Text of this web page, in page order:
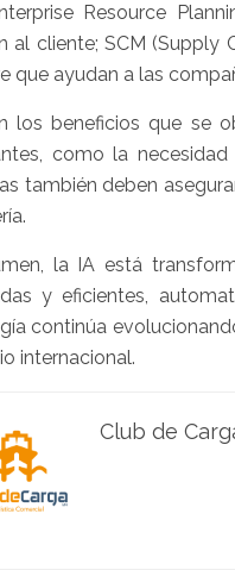
Resource
al cliente; SCM
que ayudan a las
los beneficios que se
como la
también deben
la IA está
y eficientes,
continúa
internacional.
Club de